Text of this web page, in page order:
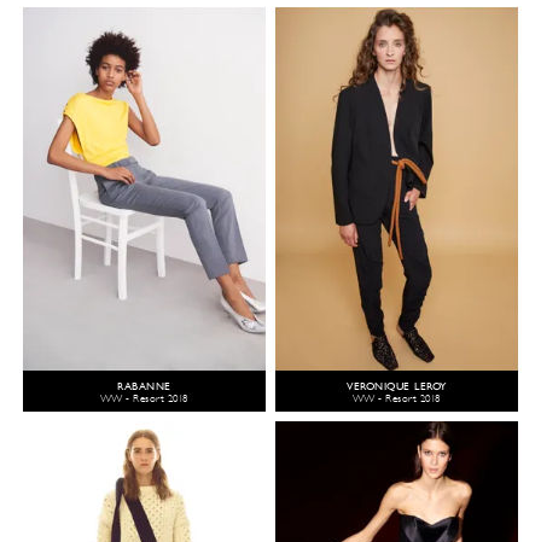
RABANNE
WW - Resort 2018
VERONIQUE LEROY
WW - Resort 2018